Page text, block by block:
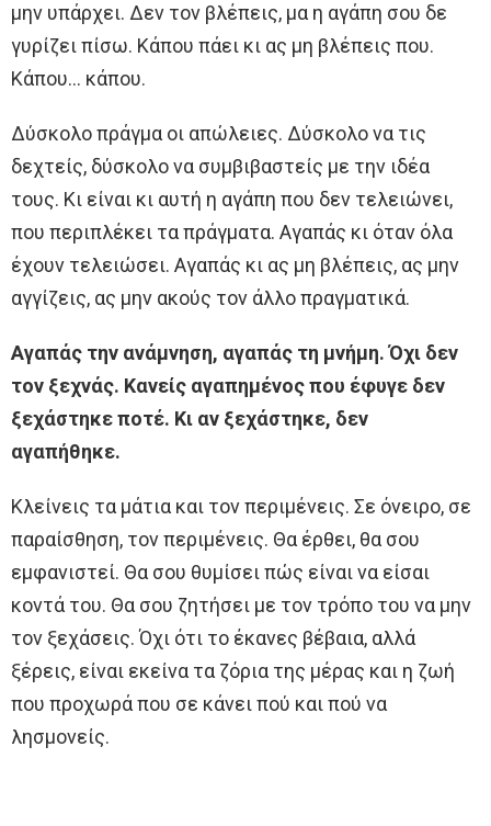
μην υπάρχει. Δεν τον βλέπεις, μα η αγάπη σου δε
γυρίζει πίσω. Κάπου πάει κι ας μη βλέπεις που.
Κάπου… κάπου.
Δύσκολο πράγμα οι απώλειες. Δύσκολο να τις
δεχτείς, δύσκολο να συμβιβαστείς με την ιδέα
τους. Κι είναι κι αυτή η αγάπη που δεν τελειώνει,
που περιπλέκει τα πράγματα. Αγαπάς κι όταν όλα
έχουν τελειώσει. Αγαπάς κι ας μη βλέπεις, ας μην
αγγίζεις, ας μην ακούς τον άλλο πραγματικά.
Αγαπάς την ανάμνηση, αγαπάς τη μνήμη. Όχι δεν
τον ξεχνάς. Κανείς αγαπημένος που έφυγε δεν
ξεχάστηκε ποτέ. Κι αν ξεχάστηκε, δεν
αγαπήθηκε.
Κλείνεις τα μάτια και τον περιμένεις. Σε όνειρο, σε
παραίσθηση, τον περιμένεις. Θα έρθει, θα σου
εμφανιστεί. Θα σου θυμίσει πώς είναι να είσαι
κοντά του. Θα σου ζητήσει με τον τρόπο του να μην
τον ξεχάσεις. Όχι ότι το έκανες βέβαια, αλλά
ξέρεις, είναι εκείνα τα ζόρια της μέρας και η ζωή
που προχωρά που σε κάνει πού και πού να
λησμονείς.